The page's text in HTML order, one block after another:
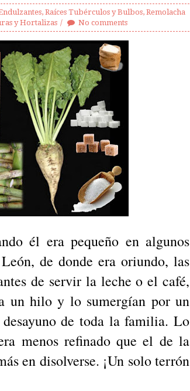
, Raíces Tubérculos y Bulbos, Remolacha
y Hortalizas No comments
él era pequeño en algunos
de donde era oriundo, las
de servir la leche o el café,
un hilo y lo sumergían por un
de toda la familia. Lo
menos refinado que el de la
en disolverse. ¡Un solo terrón